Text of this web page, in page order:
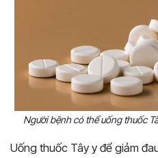
Người bệnh có thể uống thuốc
Uống thuốc Tây y để giảm